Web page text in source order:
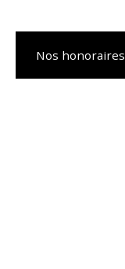
Nos honoraires